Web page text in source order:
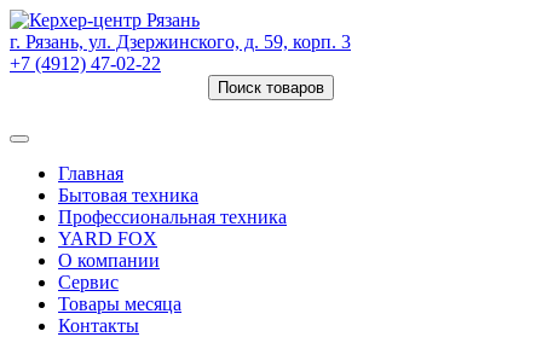
г. Рязань, ул. Дзержинского, д. 59, корп. 3
+7 (4912) 47-02-22
Поиск товаров
Главная
Бытовая техника
Профессиональная техника
YARD FOX
О компании
Сервис
Товары месяца
Контакты